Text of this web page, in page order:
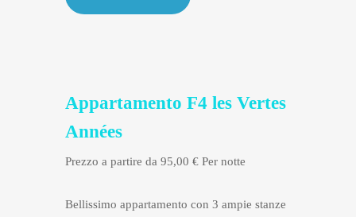
Appartamento F4 les Vertes
Années
Prezzo a partire da 95,00 € Per notte
Bellissimo appartamento con 3 ampie stanze